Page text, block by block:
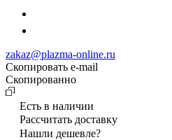
zakaz@plazma-online.ru
Скопировать e-mail
Cкопированно
Есть в наличии
Рассчитать доставку
Нашли дешевле?